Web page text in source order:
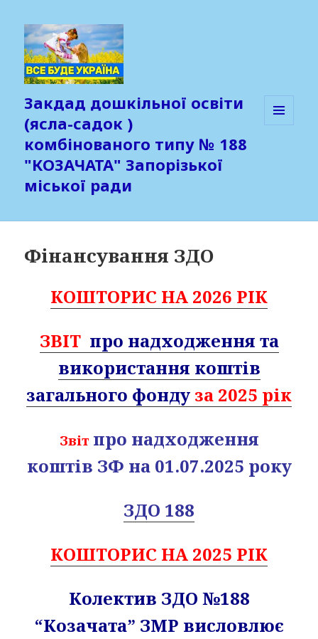
Закдад дошкільної освіти
(ясла-садок )
комбінованого типу № 188
"КОЗАЧАТА" Запорізької
міської ради
Фінансування ЗДО
КОШТОРИС НА 2026 РІК
ЗВІТ про надходження та
використання коштів
загального фонду за 2025 рік
Звіт про надходження
коштів ЗФ на 01.07.2025 року
ЗДО 188
КОШТОРИС НА 2025 РІК
Колектив ЗДО №188
“Козачата” ЗМР висловлює